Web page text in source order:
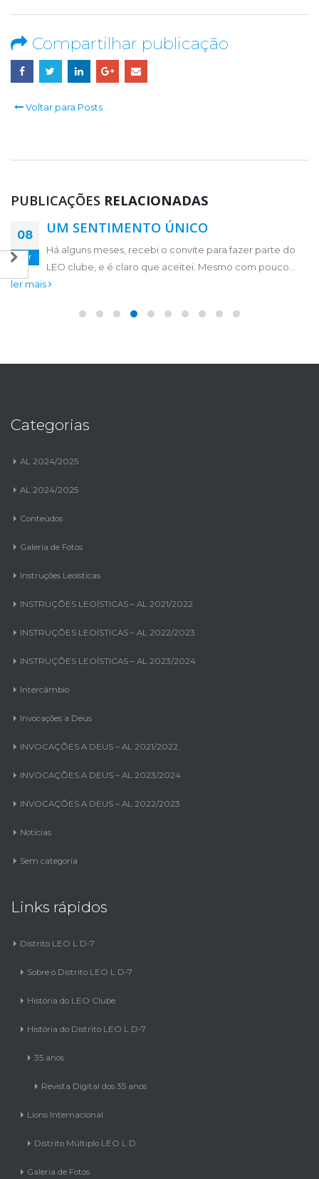
Compartilhar publicação
Voltar para Posts
PUBLICAÇÕES RELACIONADAS
08
abr
UM SENTIMENTO ÚNICO
Há alguns meses, recebi o convite para fazer parte do
LEO clube, e é claro que aceitei. Mesmo com pouco...
ler mais
15
dez
UMA LUZ QUE NÃO SE APAGA
Feriados, fins de semana com a família e momentos de
descanso. Abdicamos tudo isso em prol de um bem
maior....ler mais
Categorias
AL 2024/2025
AL 2024/2025
Conteúdos
Galeria de Fotos
Instruções Leoísticas
INSTRUÇÕES LEOÍSTICAS – AL 2021/2022
INSTRUÇÕES LEOÍSTICAS – AL 2022/2023
INSTRUÇÕES LEOÍSTICAS – AL 2023/2024
Intercâmbio
Invocações a Deus
INVOCAÇÕES A DEUS – AL 2021/2022
INVOCAÇÕES A DEUS – AL 2023/2024
INVOCAÇÕES A DEUS – AL 2022/2023
Notícias
Sem categoria
Links rápidos
Distrito LEO L D-7
Sobre o Distrito LEO L D-7
História do LEO Clube
História do Distrito LEO L D-7
35 anos
Revista Digital dos 35 anos
Lions Internacional
Distrito Múltiplo LEO L D
Galeria de Fotos